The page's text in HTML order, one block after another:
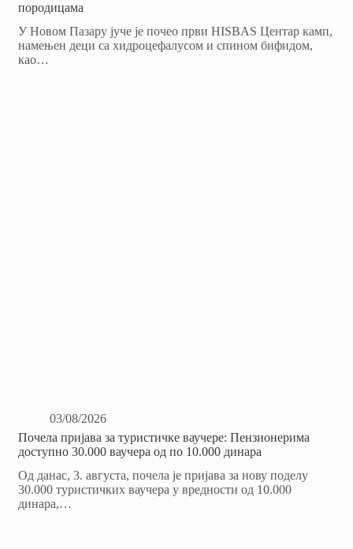
породицама
У Новом Пазару јуче је почео први HISBAS Центар камп,
намењен деци са хидроцефалусом и спином бифидом,
као…
03/08/2026
Почела пријава за туристичке ваучере: Пензионерима
доступно 30.000 ваучера од по 10.000 динара
Од данас, 3. августа, почела је пријава за нову поделу
30.000 туристичких ваучера у вредности од 10.000
динара,…